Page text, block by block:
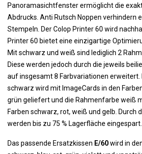
Panoramasichtfenster ermöglicht die
Abdrucks. Anti Rutsch Noppen verhindern
Stempeln. Der Colop Printer 60 wird
Printer 60 bietet eine einzigartige
Mit schwarz und weiß sind lediglich 2
Diese werden jedoch durch die jeweils
auf insgesamt 8 Farbvariationen erweitert.
schwarz wird mit ImageCards in den
grün geliefert und die Rahmenfarbe weiß
Farben schwarz, rot, weiß und gelb. Durch
werden bis zu 75 % Lagerfläche eingespart.
Das passende Ersatzkissen E/60wird in